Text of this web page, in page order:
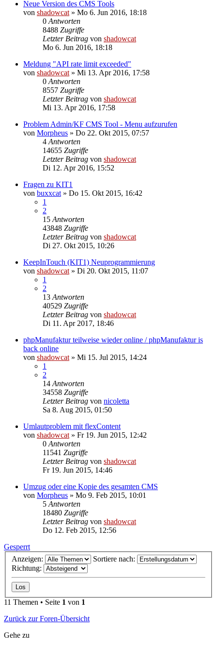
Neue Version des CMS Tools
von shadowcat » Mo 6. Jun 2016, 18:18
0 Antworten
8488 Zugriffe
Letzter Beitrag von shadowcat
Mo 6. Jun 2016, 18:18
Meldung "API rate limit exceeded"
von shadowcat » Mi 13. Apr 2016, 17:58
0 Antworten
8557 Zugriffe
Letzter Beitrag von shadowcat
Mi 13. Apr 2016, 17:58
Problem Admin/KF CMS Tool - Menu aufzurufen
von Morpheus » Do 22. Okt 2015, 07:57
4 Antworten
14655 Zugriffe
Letzter Beitrag von shadowcat
Di 12. Apr 2016, 15:52
Fragen zu KIT1
von buxxcat » Do 15. Okt 2015, 16:42
1
2
15 Antworten
43848 Zugriffe
Letzter Beitrag von shadowcat
Di 27. Okt 2015, 10:26
KeepInTouch (KIT1) Neuprogrammierung
von shadowcat » Di 20. Okt 2015, 11:07
1
2
13 Antworten
40529 Zugriffe
Letzter Beitrag von shadowcat
Di 11. Apr 2017, 18:46
phpManufaktur teilweise wieder online / phpManufaktur is
back online
von shadowcat » Mi 15. Jul 2015, 14:24
1
2
14 Antworten
34558 Zugriffe
Letzter Beitrag von nicoletta
Sa 8. Aug 2015, 01:50
Umlautproblem mit flexContent
von shadowcat » Fr 19. Jun 2015, 12:42
0 Antworten
11541 Zugriffe
Letzter Beitrag von shadowcat
Fr 19. Jun 2015, 14:46
Umzug oder eine Kopie des gesamten CMS
von Morpheus » Mo 9. Feb 2015, 10:01
5 Antworten
18480 Zugriffe
Letzter Beitrag von shadowcat
Do 12. Feb 2015, 12:56
Gesperrt
Anzeigen:
Sortiere nach:
Richtung:
11 Themen • Seite 1 von 1
Zurück zur Foren-Übersicht
Gehe zu